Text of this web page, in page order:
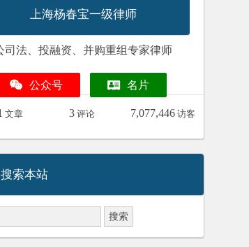
上海杨春宝一级律师
司法、投融资、并购重组专家律师
公众号 名片
文章 3 评论 7,077,446 访客
搜索本站